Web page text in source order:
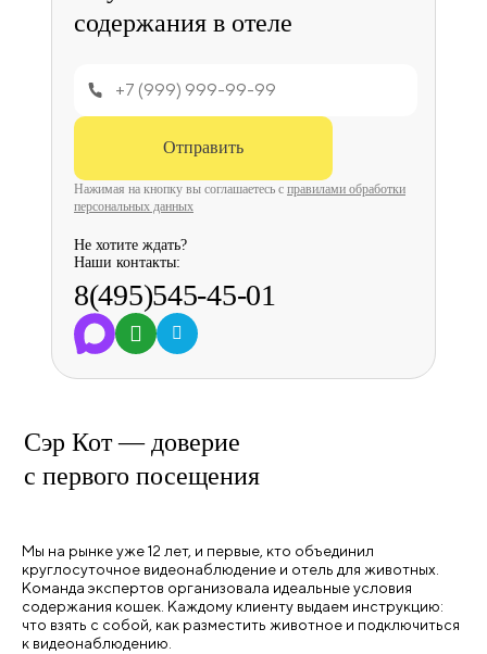
содержания в отеле
Отправить
Нажимая на кнопку вы соглашаетесь с правилами обработки
персональных данных
Не хотите ждать?
Наши контакты:
8(495)545-45-01
Сэр Кот — доверие
с первого посещения
Мы на рынке уже 12 лет, и первые, кто объединил
круглосуточное видеонаблюдение и отель для животных.
Команда экспертов организовала идеальные условия
содержания кошек. Каждому клиенту выдаем инструкцию:
что взять с собой, как разместить животное и подключиться
к видеонаблюдению.